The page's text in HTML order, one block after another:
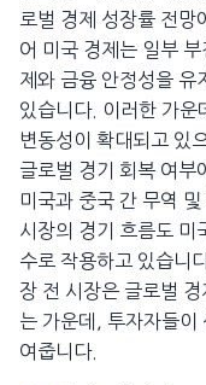
로벌 경제 성장률 전
어 미국 경제는 일부
제와 금융 안정성을 유
있습니다. 이러한 가운
변동성이 확대되고 있
글로벌 경기 회복 여부
미국과 중국 간 무역
시장의 경기 흐름도 미
수로 작용하고 있습니
장 전 시장은 글로벌
는 가운데, 투자자들이
여줍니다.